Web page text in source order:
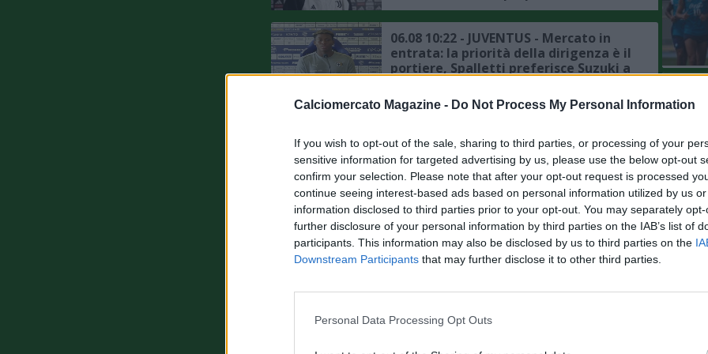
Calciomercato Magazine - Do Not Process My Personal Information
If you wish to opt-out of the sale, sharing to third parties, or processing of your
sensitive information for targeted advertising by us, please use the below opt-out
confirm your selection. Please note that after your opt-out request is processed
continue seeing interest-based ads based on personal information utilized by us
information disclosed to third parties prior to your opt-out. You may separately
further disclosure of your personal information by third parties on the IAB’s list of
participants. This information may also be disclosed by us to third parties on the
Downstream Participants that may further disclose it to other third parties.
Personal Data Processing Opt Outs
06.08 10:22 - JUVENTUS - Mercato in
entrata: la priorità della dirigenza è il
portiere, Spalletti preferisce Suzuki a
06.08 10:17 - IL COMMENTO -
"provinciale", il movimento penalizza
chi ha il passaporto della Repubblica
italiana"
06.08 10:09 - MERCATO - Inter, si fa
complicata la questione Romero, il
punto sulla trattativa
06.08 02:00 - MERCATO - Manchester
altri nomi per l'attacco dei Red Devils
del